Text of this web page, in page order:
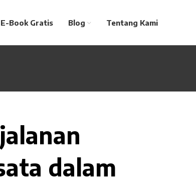
E-Book Gratis Blog Tentang Kami
dalam